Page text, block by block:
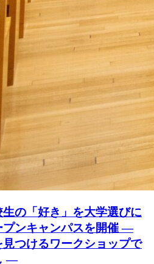
の「好き」を大学選びに
プンキャンパスを開催 ―
見つけるワークショップで
―